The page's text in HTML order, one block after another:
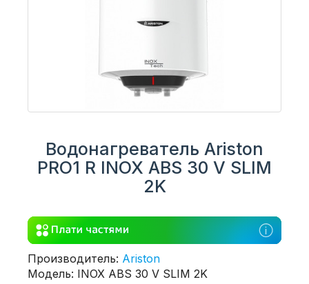
Водонагреватель Ariston
PRO1 R INOX ABS 30 V SLIM
2K
Производитель: Ariston
Модель: INOX ABS 30 V SLIM 2K